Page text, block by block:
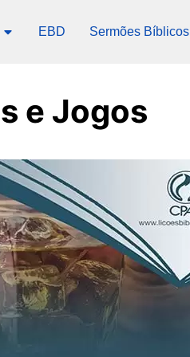
EBD Sermões Bíblicos
e Jogos